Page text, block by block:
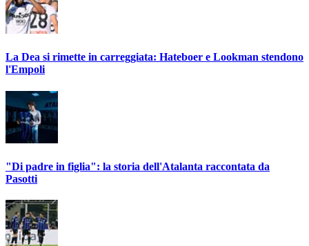
La Dea si rimette in carreggiata: Hateboer e Lookman stendono
l'Empoli
"Di padre in figlia": la storia dell'Atalanta raccontata da
Pasotti